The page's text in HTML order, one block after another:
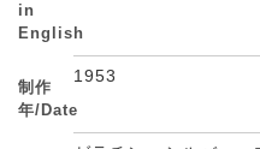
in
English
制作
年/Date
1953